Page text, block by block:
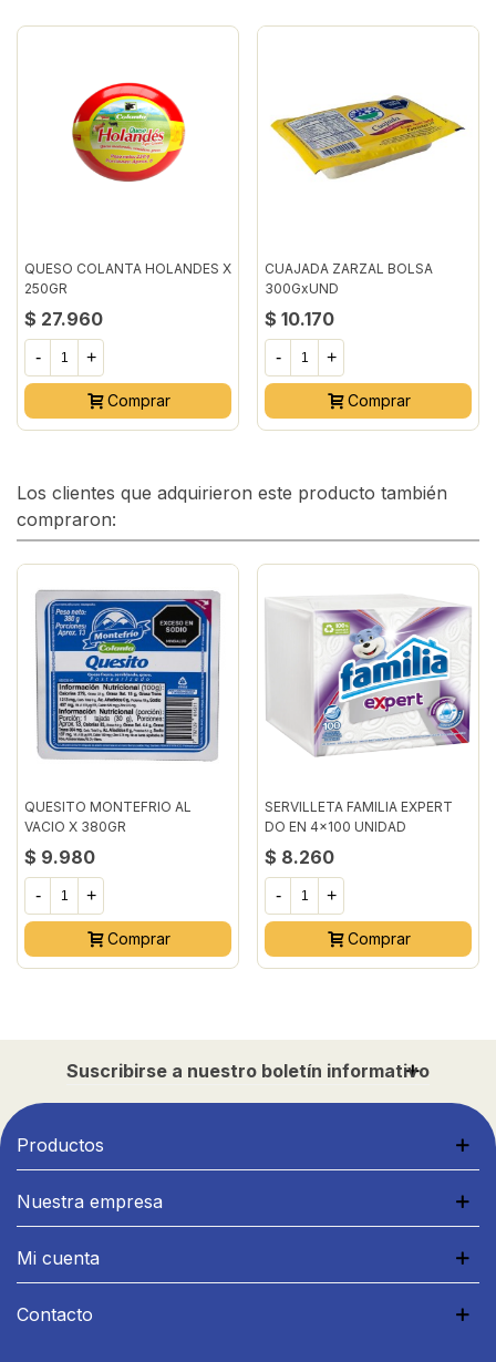
QUESO COLANTA HOLANDES X
250GR
$ 27.960
- +
Comprar
CUAJADA ZARZAL BOLSA
300GxUND
$ 10.170
- +
Comprar
Los clientes que adquirieron este producto también
compraron:
QUESITO MONTEFRIO AL
VACIO X 380GR
$ 9.980
- +
Comprar
SERVILLETA FAMILIA EXPERT
DO EN 4x100 UNIDAD
$ 8.260
- +
Comprar
Suscribirse a nuestro boletín informativo
Productos
Nuestra empresa
Mi cuenta
Contacto